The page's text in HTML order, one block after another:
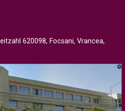
620098, Focsani, Vrancea,